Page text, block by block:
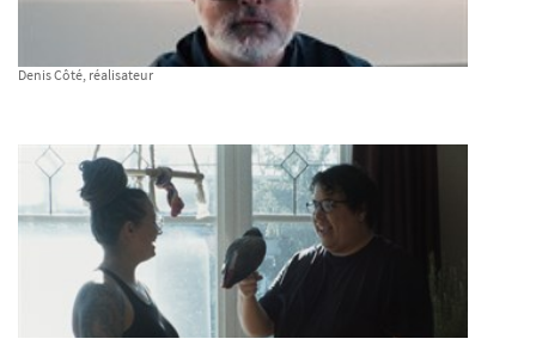
Denis Côté, réalisateur